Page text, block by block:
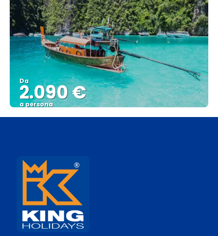
Da
2.090 €
a persona
Vedere